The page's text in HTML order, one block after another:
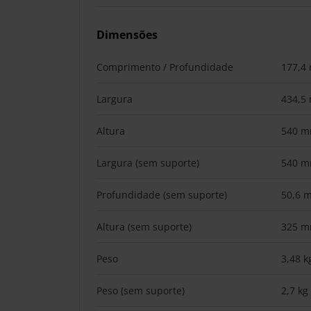
Dimensões
Comprimento / Profundidade 177,4
Largura 434,5
Altura 540
Largura (sem suporte) 540
Profundidade (sem suporte) 50,6
Altura (sem suporte) 325
Peso 3,48
Peso (sem suporte) 2,7 kg